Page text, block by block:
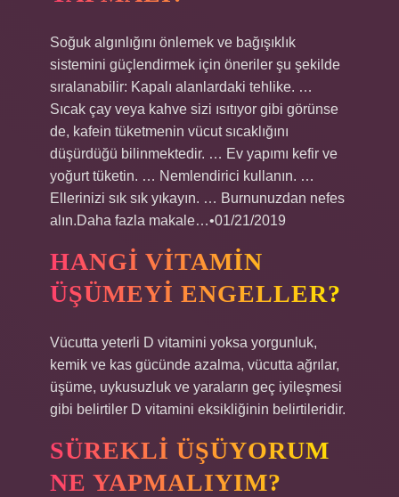
Soğuk algınlığını önlemek ve bağışıklık
sistemini güçlendirmek için öneriler şu şekilde
sıralanabilir: Kapalı alanlardaki tehlike. …
Sıcak çay veya kahve sizi ısıtıyor gibi görünse
de, kafein tüketmenin vücut sıcaklığını
düşürdüğü bilinmektedir. … Ev yapımı kefir ve
yoğurt tüketin. … Nemlendirici kullanın. …
Ellerinizi sık sık yıkayın. … Burnunuzdan nefes
alın.Daha fazla makale…•01/21/2019
HANGI VITAMIN
ÜŞÜMEYI ENGELLER?
Vücutta yeterli D vitamini yoksa yorgunluk,
kemik ve kas gücünde azalma, vücutta ağrılar,
üşüme, uykusuzluk ve yaraların geç iyileşmesi
gibi belirtiler D vitamini eksikliğinin belirtileridir.
SÜREKLI ÜŞÜYORUM
NE YAPMALIYIM?